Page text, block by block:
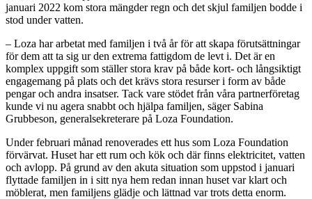
januari 2022 kom stora mängder regn och det skjul familjen bodde i
stod under vatten.
– Loza har arbetat med familjen i två år för att skapa förutsättningar
för dem att ta sig ur den extrema fattigdom de levt i. Det är en
komplex uppgift som ställer stora krav på både kort- och långsiktigt
engagemang på plats och det krävs stora resurser i form av både
pengar och andra insatser. Tack vare stödet från våra partnerföretag
kunde vi nu agera snabbt och hjälpa familjen, säger Sabina
Grubbeson, generalsekreterare på Loza Foundation.
Under februari månad renoverades ett hus som Loza Foundation
förvärvat. Huset har ett rum och kök och där finns elektricitet, vatten
och avlopp. På grund av den akuta situation som uppstod i januari
flyttade familjen in i sitt nya hem redan innan huset var klart och
möblerat, men familjens glädje och lättnad var trots detta enorm.